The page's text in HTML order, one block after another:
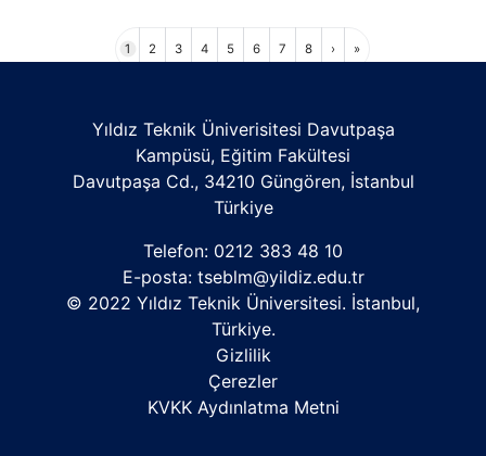
Sayfalama
Sayfa
1 Sayfa
2 Sayfa
3 Sayfa
4 Sayfa
5 Sayfa
6 Sayfa
7 Sayfa
8
Sonraki
›
Son
»
Yıldız Teknik Üniverisitesi Davutpaşa
Kampüsü, Eğitim Fakültesi
Davutpaşa Cd., 34210 Güngören, İstanbul
Türkiye
Telefon: 0212 383 48 10
E-posta: tseblm@yildiz.edu.tr
© 2022 Yıldız Teknik Üniversitesi. İstanbul,
Türkiye.
Gizlilik
Çerezler
KVKK Aydınlatma Metni